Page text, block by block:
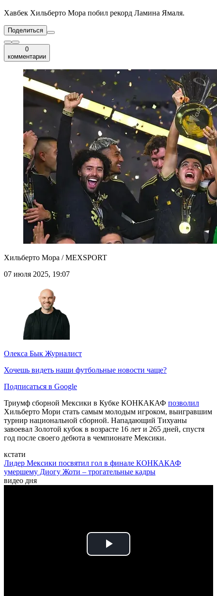
Хавбек Хильберто Мора побил рекорд Ламина Ямаля.
Поделиться
0
комментарии
Хильберто Мора / MEXSPORT
07 июля 2025, 19:07
Олекса Бык Журналист
Хочешь видеть наши футбольные новости чаще?
Подписаться в Google
Триумф сборной Мексики в Кубке КОНКАКАФ позволил
Хильберто Мори стать самым молодым игроком, выигравшим
турнир национальной сборной. Нападающий Тихуаны
завоевал Золотой кубок в возрасте 16 лет и 265 дней, спустя
год после своего дебюта в чемпионате Мексики.
кстати
Лидер Мексики посвятил гол в финале КОНКАКАФ
умершему Диогу Жоти – трогательные кадры
видео дня
Play